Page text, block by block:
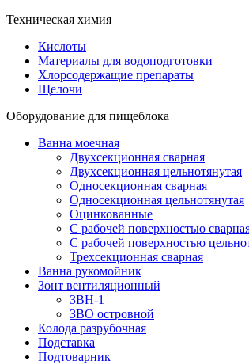
Техническая химия
Кислоты
Материалы для водоподготовки
Хлорсодержащие препараты
Щелочи
Оборудование для пищеблока
Ванна моечная
Двухсекционная сварная
Двухсекционная цельнотянутая
Односекционная сварная
Односекционная цельнотянутая
Оцинкованные
С рабочей поверхностью
С рабочей поверхностью
Трехсекционная сварная
Ванна рукомойник
Зонт вентиляционный
ЗВН-1
ЗВО островной
Колода разрубочная
Подставка
Подтоварник